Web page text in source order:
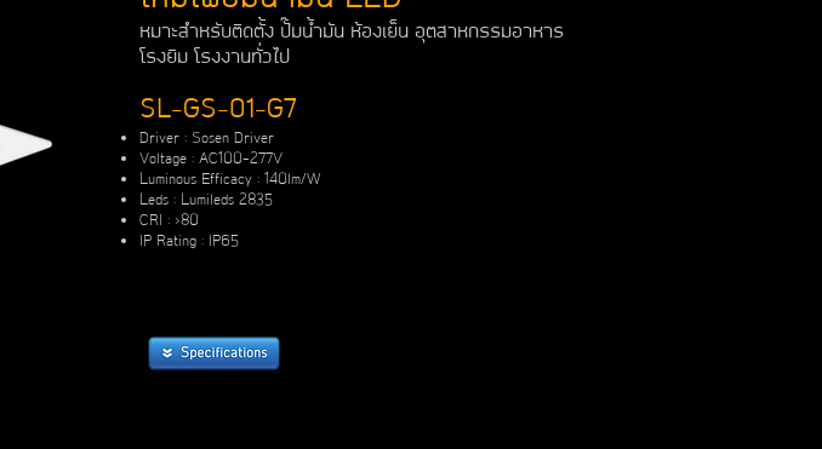
หมาะสําหรับติดตั้ง ปั๊มน้ำมัน ห้องเย็น อุตสาหกรรมอาหาร
โรงยิม โรงงานทั่วไป
SL-GS-01-G7
Driver : Sosen Driver
Voltage : AC100-277V
Luminous Efficacy : 140lm/W
Leds : Lumileds 2835
CRI : >80
IP Rating : IP65